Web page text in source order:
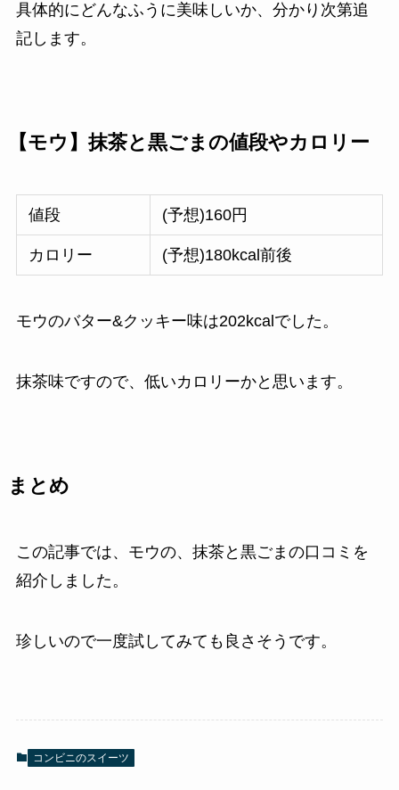
具体的にどんなふうに美味しいか、分かり次第追
記します。
【モウ】抹茶と黒ごまの値段やカロリー
値段 (予想)160円
カロリー (予想)180kcal前後
モウのバター&クッキー味は202kcalでした。
抹茶味ですので、低いカロリーかと思います。
まとめ
この記事では、モウの、抹茶と黒ごまの口コミを
紹介しました。
珍しいので一度試してみても良さそうです。
コンビニのスイーツ